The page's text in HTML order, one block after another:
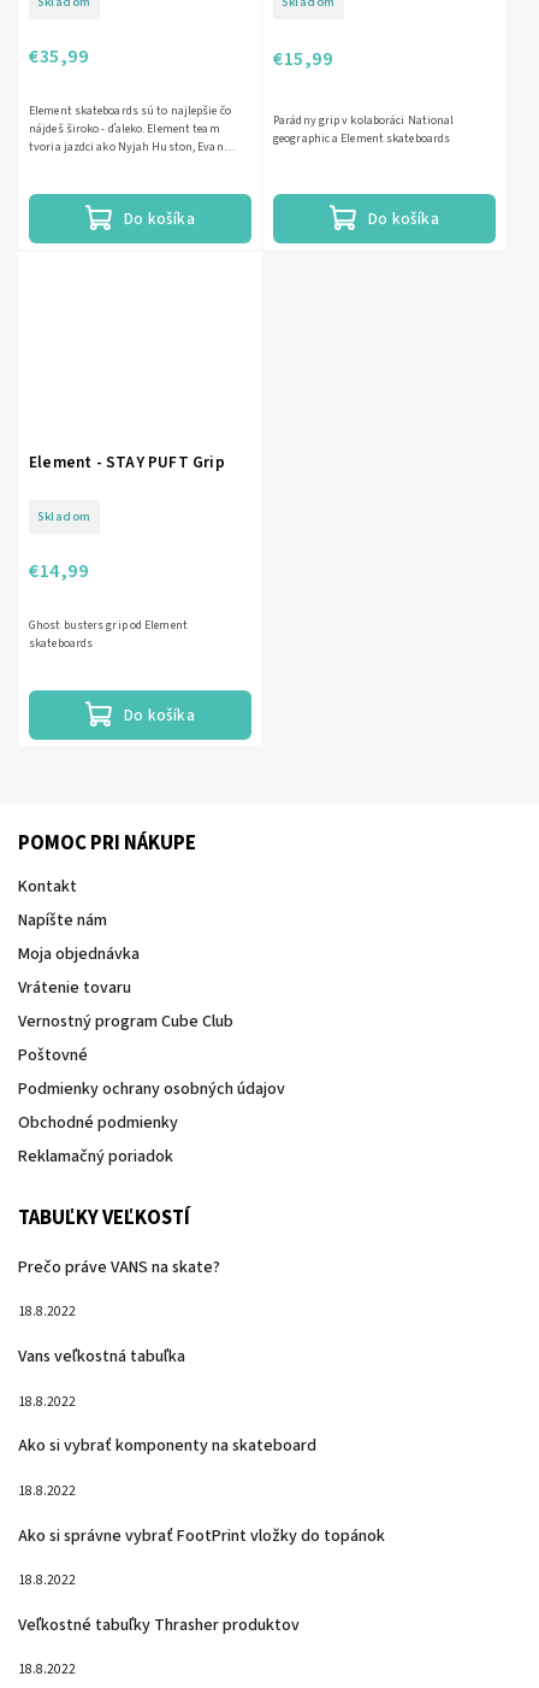
€35,99
Do košíka
Element skateboards sú to najlepšie čo
nájdeš široko - ďaleko. Element team
tvoria jazdci ako Nyjah Huston, Evan
€15,99
Do košíka
Parádny grip v kolaboráci National
geographic a Element skateboards
Element - STAY PUFT Grip
Skladom
€14,99
Do košíka
Ghost busters grip od Element
skateboards
POMOC PRI NÁKUPE
Kontakt
Napíšte nám
Moja objednávka
Vrátenie tovaru
Vernostný program Cube Club
Poštovné
Podmienky ochrany osobných údajov
Obchodné podmienky
Reklamačný poriadok
TABUĽKY VEĽKOSTÍ
Prečo práve VANS na skate?
18.8.2022
Vans veľkostná tabuľka
18.8.2022
Ako si vybrať komponenty na skateboard
18.8.2022
Ako si správne vybrať FootPrint vložky do topánok
18.8.2022
Veľkostné tabuľky Thrasher produktov
18.8.2022